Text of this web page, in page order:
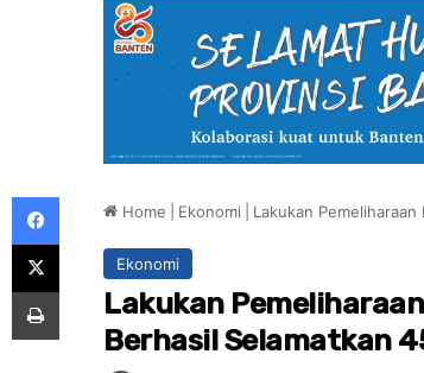
Home Ekonomi Lakukan
Ekonomi
Lakukan
Berhasil Selamatkan